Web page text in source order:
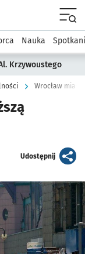
Strategia
Nauka
Krzywoustego
Wrocław
Udostępnijartykuł